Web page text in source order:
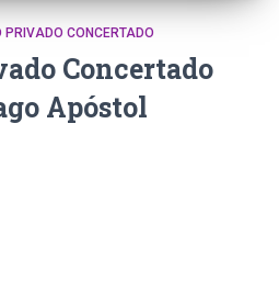
PRIVADO CONCERTADO
Concertado
Apóstol